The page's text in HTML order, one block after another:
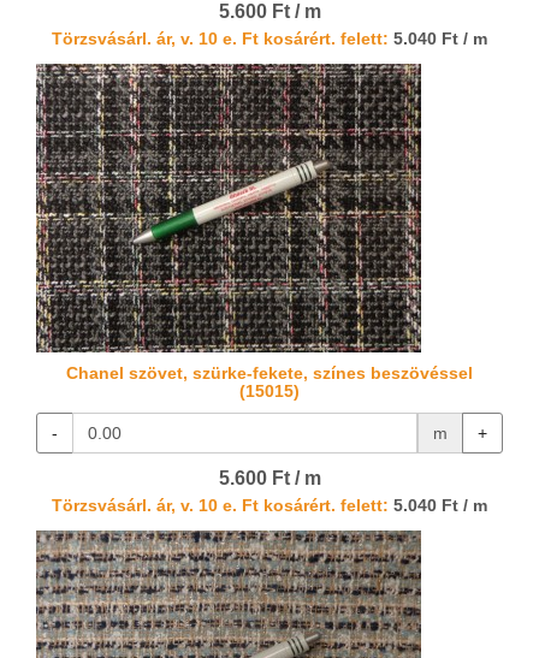
5.600 Ft / m
Törzsvásárl. ár, v. 10 e. Ft kosárért. felett: 5.040 Ft / m
Chanel szövet, szürke-fekete, színes beszövéssel
(15015)
- m +
5.600 Ft / m
Törzsvásárl. ár, v. 10 e. Ft kosárért. felett: 5.040 Ft / m